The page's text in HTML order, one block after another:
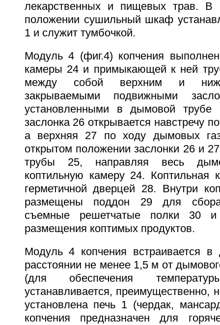
лекарственных и пищевых трав. В
положении сушильный шкаф
1 и служит тумбочкой.
Модуль 4 (фиг.4) копчения
камеры 24 и примыкающей к ней
между собой верхним и
закрываемыми подвижными
установленными в дымовой
заслонка 26 открывается навстречу
а верхняя 27 по ходу дымовых
открытом положении заслонки 26 и
трубы 25, направляя весь
коптильную камеру 24. Коптильная
герметичной дверцей 28. Внутри
размещены поддон 29 для
съемные решетчатые полки 30
размещения коптимых продуктов.
Модуль 4 копчения встраивается
расстоянии не менее 1,5 м от
(для обеспечения
устанавливается, преимущественно,
установлена печь 1 (чердак,
копчения предназначен для